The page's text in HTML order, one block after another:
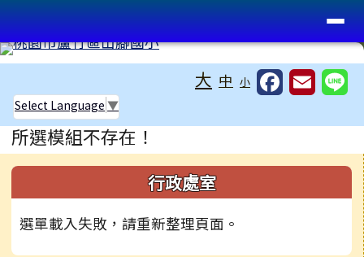
跳至主內容區
桃園市蘆竹區山腳國小
導覽列
大 中 小
Select Language ▼
主內容區域
所選模組不存在！
左邊區域內容 行政處室
選單載入失敗，請重新整理頁面。
頁尾區域